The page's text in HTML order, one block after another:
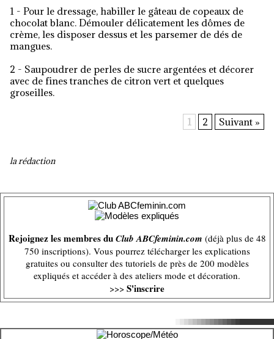
1 - Pour le dressage, habiller le gâteau de copeaux de
chocolat blanc. Démouler délicatement les dômes de
crème, les disposer dessus et les parsemer de dés de
mangues.
2 - Saupoudrer de perles de sucre argentées et décorer
avec de fines tranches de citron vert et quelques
groseilles.
1 2 Suivant »
la rédaction
Rejoignez les membres duClub ABCfeminin.com (déjà plus de 48
750 inscriptions). Vous pourrez télécharger les explications
gratuites ou consulter des tutoriels de près de 200 modèles
expliqués et accéder à des ateliers mode et décoration.
>>> S'inscrire